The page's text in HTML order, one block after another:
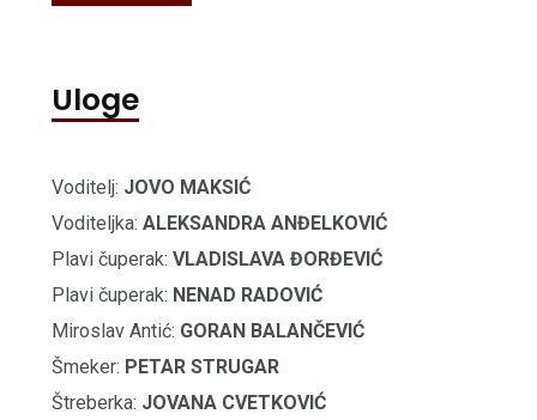
Uloge
Voditelj: JOVO MAKSIĆ
Voditeljka: ALEKSANDRA ANĐELKOVIĆ
Plavi čuperak: VLADISLAVA ĐORĐEVIĆ
Plavi čuperak: NENAD RADOVIĆ
Miroslav Antić: GORAN BALANČEVIĆ
Šmeker: PETAR STRUGAR
Štreberka: JOVANA CVETKOVIĆ